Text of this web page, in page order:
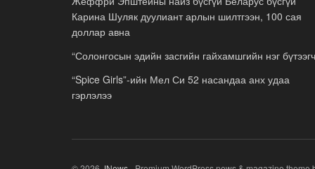
Карина Шуляк дуулиант арлын шилтгээн, 100 сая
доллар авна
“Солонгосын эдийн засгийн гайхамшгийн нэг
“Spice Girls”-ийн Мел Си 52 насандаа анх удаа
гэрлэлээ